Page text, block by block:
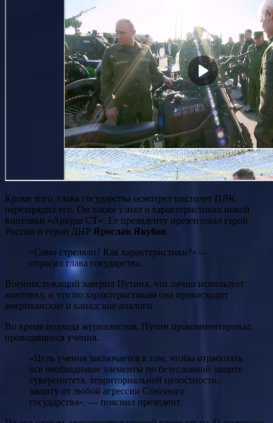
Кроме того, глава государства осмотрел пистолет ПЛК,
перезарядил его. Он также узнал о характеристиках новой
винтовки «Аркуда СТ». Ее президенту презентовал герой
России и герой ДНР Ярослав Якубов.
«Сами стреляли? Как характеристики?» —
спросил глава государства.
Военнослужащий заверил Путина, что лично использует
винтовку, и что по характеристикам она превосходит
американские и канадские аналоги.
Во время подхода журналистов, Путин прокомментировал
проводящиеся учения.
«Цель учения заключается в том, чтобы отработать
все необходимые элементы по безусловной защите
суверенитета, территориальной целостности,
защиту от любой агрессии Союзного
государства», — пояснил президент.